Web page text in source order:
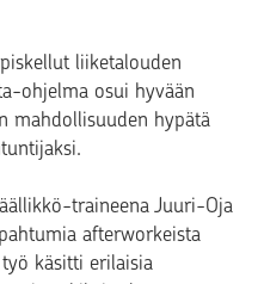
liiketalouden
ohjelma osui hyvään
mahdollisuuden hypätä
traineena Juuri-Oja
afterworkeista
käsitti erilaisia